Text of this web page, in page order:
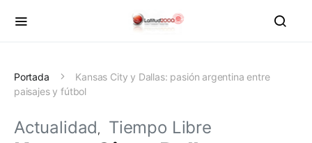
Portada
Kansas City y Dallas: pasión argentina entre
paisajes y fútbol
Actualidad Tiempo Libre